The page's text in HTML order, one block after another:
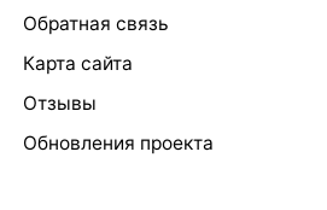
Обратная связь
Карта сайта
Отзывы
Обновления проекта